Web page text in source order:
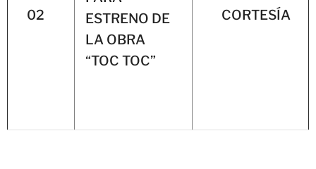
02
ESTRENO DE
LA OBRA
“TOC TOC”
CORTESÍA